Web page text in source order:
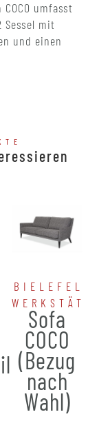
umfasst
Sessel mit
und einen
Sofa
COCO
(Bezug
nach
Wahl)